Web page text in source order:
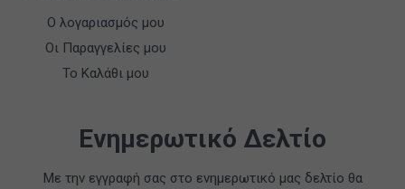
Ο λογαριασμός μου
Οι Παραγγελίες μου
Το Καλάθι μου
Ενημερωτικό Δελτίο
Με την εγγραφή σας στο ενημερωτικό μας δελτίο θα